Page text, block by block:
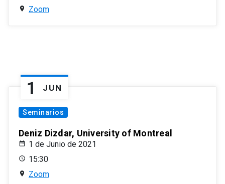
Zoom
1 JUN
Seminarios
Deniz Dizdar, University of Montreal
1 de Junio de 2021
15:30
Zoom